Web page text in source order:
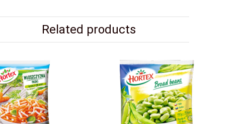
Related products